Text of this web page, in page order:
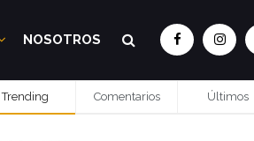
NOSOTROS
Trending Comentarios Últimos